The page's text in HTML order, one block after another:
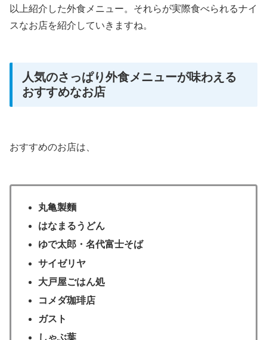
以上紹介した外食メニュー。それらが実際食べられるナイ
スなお店を紹介していきますね。
人気のさっぱり外食メニューが味わえる
おすすめなお店
おすすめのお店は、
丸亀製麵
はなまるうどん
ゆで太郎・名代富士そば
サイゼリヤ
大戸屋ごはん処
コメダ珈琲店
ガスト
しゃぶ葉